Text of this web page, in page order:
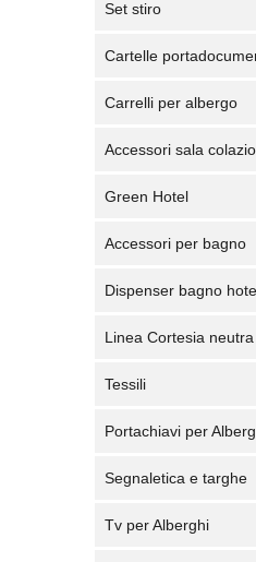
Set stiro
Cartelle
Carrelli per albergo
Accessori sala
Green Hotel
Accessori per bagno
Dispenser bagno
Linea Cortesia neutra
Tessili
Portachiavi per
Segnaletica e targhe
Tv per Alberghi